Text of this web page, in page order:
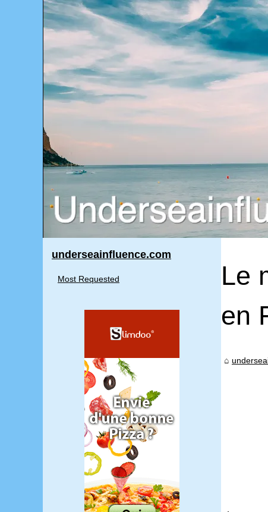
Le
en
underseainfluence.com
Most Requested